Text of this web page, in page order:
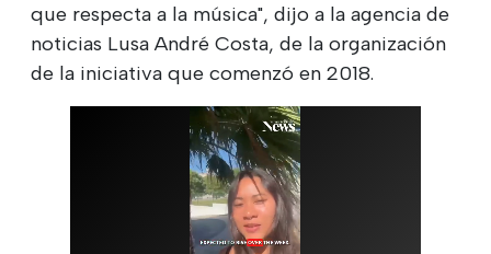
que respecta a la música", dijo a la agencia de
noticias Lusa André Costa, de la organización
de la iniciativa que comenzó en 2018.